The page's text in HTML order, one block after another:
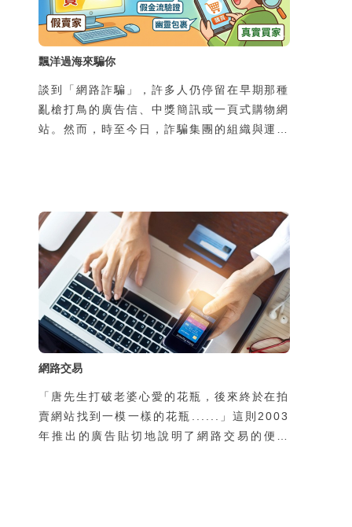
飄洋過海來騙你
談到「網路詐騙」，許多人仍停留在早期那種
亂槍打鳥的廣告信、中獎簡訊或一頁式購物網
站。然而，時至今日，詐騙集團的組織與運作
害者前往不明網站，要求提供個資或金錢；隨
著民眾警覺性提升，這類手法的成功率已大不
如前
網路交易
「唐先生打破老婆心愛的花瓶，後來終於在拍
賣網站找到一模一樣的花瓶......」這則2003
年推出的廣告貼切地說明了網路交易的便利